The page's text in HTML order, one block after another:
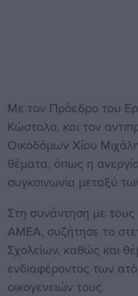
Με τον Πρόεδρο του
Κώσταλο, και τον
Οικοδόμων Χίου
θέματα, όπως η
συγκοινωνία μεταξύ
Στη συνάντηση με
ΑΜΕΑ, συζήτησε το
Σχολείων, καθώς και
ενδιαφέροντος των
οικογενειών τους.